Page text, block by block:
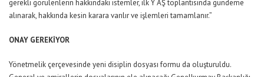
gerekli görülenlerin hakkındaki istemler, ilk Y AŞ toplantısında gündeme
alınarak, hakkında kesin karara varılır ve işlemleri tamamlanır.”
ONAY GEREKİYOR
Yönetmelik çerçevesinde yeni disiplin dosyası formu da oluşturuldu.